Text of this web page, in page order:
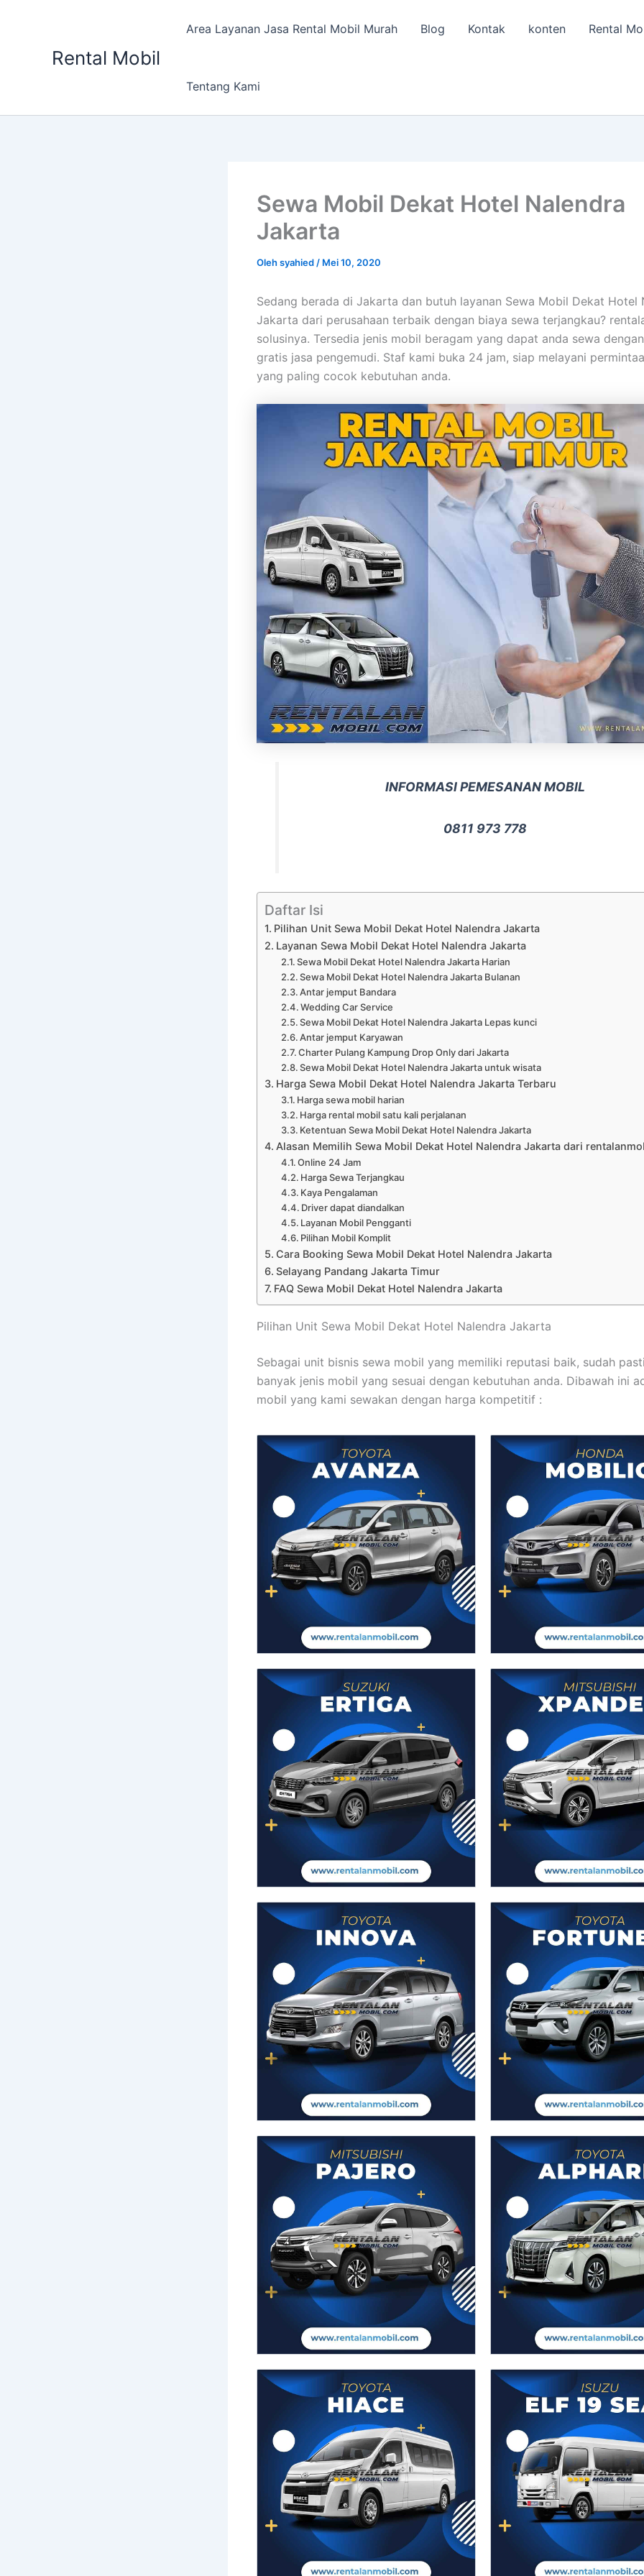
Rental Mobil
Area Layanan Jasa Rental Mobil Murah Blog Kontak konten Rental
Tentang Kami
Sewa Mobil Dekat Hotel Nalendra
Jakarta
Olehsyahied / Mei 10, 2020
Sedang berada di Jakarta dan butuh layanan Sewa Mobil Dekat Hotel
Jakarta dari perusahaan terbaik dengan biaya sewa terjangkau?
solusinya. Tersedia jenis mobil beragam yang dapat anda sewa
gratis jasa pengemudi. Staf kami buka 24 jam, siap melayani
yang paling cocok kebutuhan anda.
INFORMASI PEMESANAN MOBIL
0811 973 778
Daftar Isi
Pilihan Unit Sewa Mobil Dekat Hotel Nalendra Jakarta
Layanan Sewa Mobil Dekat Hotel Nalendra Jakarta
Sewa Mobil Dekat Hotel Nalendra Jakarta Harian
Sewa Mobil Dekat Hotel Nalendra Jakarta Bulanan
Antar jemput Bandara
Wedding Car Service
Sewa Mobil Dekat Hotel Nalendra Jakarta Lepas kunci
Antar jemput Karyawan
Charter Pulang Kampung Drop Only dari Jakarta
Sewa Mobil Dekat Hotel Nalendra Jakarta untuk wisata
Harga Sewa Mobil Dekat Hotel Nalendra Jakarta Terbaru
Harga sewa mobil harian
Harga rental mobil satu kali perjalanan
Ketentuan Sewa Mobil Dekat Hotel Nalendra Jakarta
Alasan Memilih Sewa Mobil Dekat Hotel Nalendra Jakarta dari
Online 24 Jam
Harga Sewa Terjangkau
Kaya Pengalaman
Driver dapat diandalkan
Layanan Mobil Pengganti
Pilihan Mobil Komplit
Cara Booking Sewa Mobil Dekat Hotel Nalendra Jakarta
Selayang Pandang Jakarta Timur
FAQ Sewa Mobil Dekat Hotel Nalendra Jakarta
Pilihan Unit Sewa Mobil Dekat Hotel Nalendra Jakarta
Sebagai unit bisnis sewa mobil yang memiliki reputasi baik, sudah
banyak jenis mobil yang sesuai dengan kebutuhan anda. Dibawah ini
mobil yang kami sewakan dengan harga kompetitif :